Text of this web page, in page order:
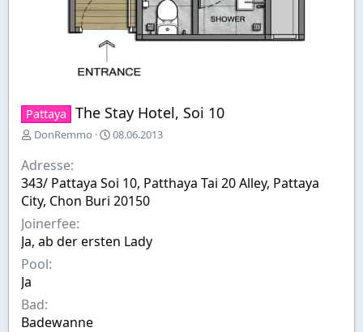
Pattaya The Stay Hotel, Soi 10
E
s
t
e
l
l
r
DonRemmo
E
t
e
l
t
a
08.06.2013
Adresse
343/ Pattaya Soi 10, Patthaya Tai 20 Alley, Pattaya
City, Chon Buri 20150
Joinerfee
Ja, ab der ersten Lady
Pool
Ja
Bad
Badewanne